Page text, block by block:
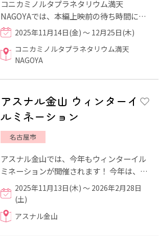
コニカミノルタプラネタリウム満天
NAGOYAでは、本編上映前の待ち時間に、
キラキラと輝く無数の星の下で幻想的なク
リスマスイルミネーションを楽し...
2025年11月14日(金) ～ 12月25日(木)
コニカミノルタプラネタリウム満天
NAGOYA
アスナル金山 ウィンターイ
ルミネーション
名古屋市
アスナル金山では、今年もウィンターイル
ミネーションが開催されます！ 今年は、キ
ャラクター誕生30周年を迎えた「ひつじの
ショーン」がイルミネ...
2025年11月13日(木) ～ 2026年2月28日
(土)
アスナル金山